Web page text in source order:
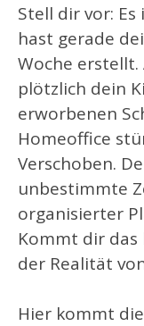
Stell dir vor:
hast gerade
Woche erstellt.
plötzlich dein
erworbenen
Homeoffice
Verschoben.
unbestimmte
organisierter
Kommt dir das
der Realität
Hier kommt